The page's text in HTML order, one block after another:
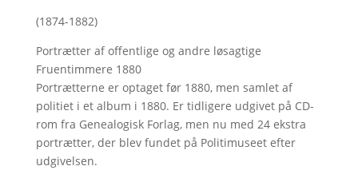
(1874-1882)
Portrætter af offentlige og andre løsagtige
Fruentimmere 1880
Portrætterne er optaget før 1880, men samlet af
politiet i et album i 1880. Er tidligere udgivet på CD-
rom fra Genealogisk Forlag, men nu med 24 ekstra
portrætter, der blev fundet på Politimuseet efter
udgivelsen.